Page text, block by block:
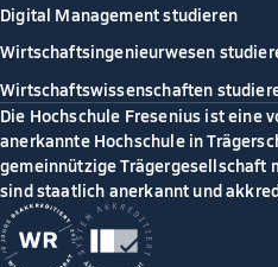
Digital Management studieren
Wirtschaftsingenieurwesen
Wirtschaftswissenschaften
Die Hochschule Fresenius ist eine
anerkannte Hochschule in
gemeinnützige Trägergesellschaft
sind staatlich anerkannt und